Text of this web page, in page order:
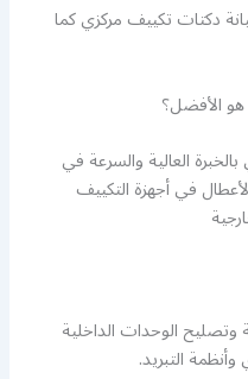
دكتات تكييف مركزي كما
الأفضل؟
العالية والسرعة في
في أجهزة التكييف
الوحدات الداخلية
التبريد.